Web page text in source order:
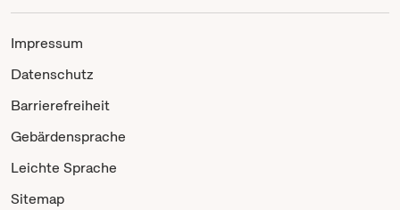
Impressum
Datenschutz
Barrierefreiheit
Gebärdensprache
Leichte Sprache
Sitemap